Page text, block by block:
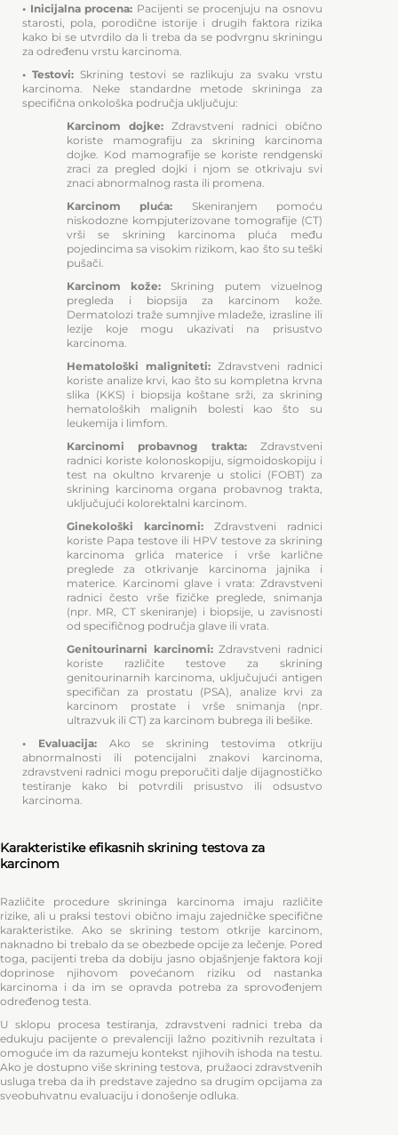
• Inicijalna procena: Pacijenti se procenjuju na osnovu
starosti, pola, porodične istorije i drugih faktora rizika
kako bi se utvrdilo da li treba da se podvrgnu skriningu
za određenu vrstu karcinoma.
• Testovi:Skrining testovi se razlikuju za svaku vrstu
karcinoma. Neke standardne metode skrininga za
specifična onkološka područja uključuju:
Karcinom dojke: Zdravstveni radnici obično
koriste mamografiju za skrining karcinoma
dojke. Kod mamografije se koriste rendgenski
zraci za pregled dojki i njom se otkrivaju svi
znaci abnormalnog rasta ili promena.
Karcinom pluća: Skeniranjem pomoću
niskodozne kompjuterizovane tomografije (CT)
vrši se skrining karcinoma pluća među
pojedincima sa visokim rizikom, kao što su teški
pušači.
Karcinom kože: Skrining putem vizuelnog
pregleda i biopsija za karcinom kože.
Dermatolozi traže sumnjive mladeže, izrasline ili
lezije koje mogu ukazivati na prisustvo
karcinoma.
Hematološki maligniteti:Zdravstveni radnici
koriste analize krvi, kao što su kompletna krvna
slika (KKS) i biopsija koštane srži, za skrining
hematoloških malignih bolesti kao što su
leukemija i limfom.
Karcinomi probavnog trakta:Zdravstveni
radnici koriste kolonoskopiju, sigmoidoskopiju i
test na okultno krvarenje u stolici (FOBT) za
skrining karcinoma organa probavnog trakta,
uključujući kolorektalni karcinom.
Ginekološki karcinomi: Zdravstveni radnici
koriste Papa testove ili HPV testove za skrining
karcinoma grlića materice i vrše karlične
preglede za otkrivanje karcinoma jajnika i
materice. Karcinomi glave i vrata: Zdravstveni
radnici često vrše fizičke preglede, snimanja
(npr. MR, CT skeniranje) i biopsije, u zavisnosti
od specifičnog područja glave ili vrata.
Genitourinarni karcinomi: Zdravstveni radnici
koriste različite testove za skrining
genitourinarnih karcinoma, uključujući antigen
specifičan za prostatu (PSA), analize krvi za
karcinom prostate i vrše snimanja (npr.
ultrazvuk ili CT) za karcinom bubrega ili bešike.
• Evaluacija: Ako se skrining testovima otkriju
abnormalnosti ili potencijalni znakovi karcinoma,
zdravstveni radnici mogu preporučiti dalje dijagnostičko
testiranje kako bi potvrdili prisustvo ili odsustvo
karcinoma.
Karakteristike efikasnih skrining testova za
karcinom
Različite procedure skrininga karcinoma imaju različite
rizike, ali u praksi testovi obično imaju zajedničke specifične
karakteristike. Ako se skrining testom otkrije karcinom,
naknadno bi trebalo da se obezbede opcije za lečenje. Pored
toga, pacijenti treba da dobiju jasno objašnjenje faktora koji
doprinose njihovom povećanom riziku od nastanka
karcinoma i da im se opravda potreba za sprovođenjem
određenog testa.
U sklopu procesa testiranja, zdravstveni radnici treba da
edukuju pacijente o prevalenciji lažnо pozitivnih rezultata i
omoguće im da razumeju kontekst njihovih ishoda na testu.
Ako je dostupno više skrining testova, pružaoci zdravstvenih
usluga treba da ih predstave zajedno sa drugim opcijama za
sveobuhvatnu evaluaciju i donošenje odluka.